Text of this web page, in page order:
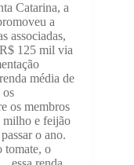
Catarina, a
a
associadas,
125 mil via
média de
os
os membros
milho e feijão
o ano.
tomate, o